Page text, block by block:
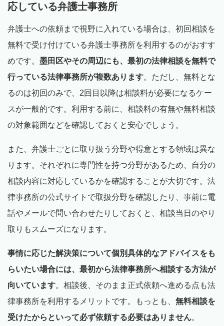
応している弁護士事務所
弁護士への依頼まで視野に入れている場合は、初回相談を
無料で受け付けている弁護士事務所を利用するのがおすす
めです。 墨田区やその周辺にも、最初の法律相談を無料で
行っている法律事務所が複数あります。ただし、無料とな
るのは初回のみで、2回目以降は相談料が必要になるケー
スが一般的です。利用する前に、相談料の有無や無料相談
の対象範囲などを確認しておくと安心でしょう。
また、弁護士ごとに取り扱う分野や得意とする領域は異な
ります。それぞれに専門性を持つ分野があるため、自分の
相談内容に対応しているかを確認することが大切です。法
律事務所の公式サイトで取扱分野を確認したり、事前に電
話やメールで問い合わせたりしておくと、相談当日のやり
取りもスムーズになります。
事情に応じた解決策について個別具体的なアドバイスをも
らいたい場合には、最初から法律事務所へ相談する方法が
向いています。相談後、そのまま正式依頼へ進める点も法
律事務所を利用するメリットです。もっとも、 無料相談を
受けたからといって必ず依頼する必要はありません。